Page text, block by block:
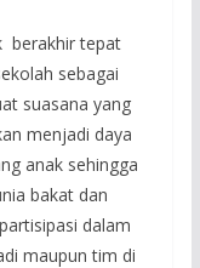
berakhir tepat
sebagai
suasana yang
menjadi daya
anak sehingga
bakat dan
dalam
maupun tim di